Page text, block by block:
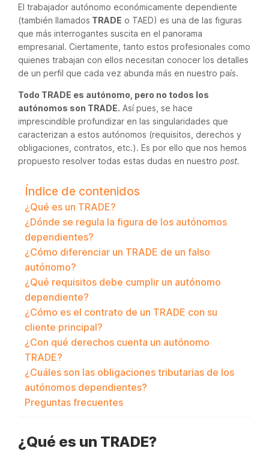
El trabajador autónomo económicamente dependiente
(también llamados TRADE o TAED) es una de las figuras
que más interrogantes suscita en el panorama
empresarial. Ciertamente, tanto estos profesionales como
quienes trabajan con ellos necesitan conocer los detalles
de un perfil que cada vez abunda más en nuestro país.
Todo TRADE es autónomo, pero no todos los
autónomos son TRADE. Así pues, se hace
imprescindible profundizar en las singularidades que
caracterizan a estos autónomos (requisitos, derechos y
obligaciones, contratos, etc.). Es por ello que nos hemos
propuesto resolver todas estas dudas en nuestro post.
Índice de contenidos
¿Qué es un TRADE?
¿Dónde se regula la figura de los autónomos
dependientes?
¿Cómo diferenciar un TRADE de un falso
autónomo?
¿Qué requisitos debe cumplir un autónomo
dependiente?
¿Cómo es el contrato de un TRADE con su
cliente principal?
¿Con qué derechos cuenta un autónomo
TRADE?
¿Cuáles son las obligaciones tributarias de los
autónomos dependientes?
Preguntas frecuentes
¿Qué es un TRADE?